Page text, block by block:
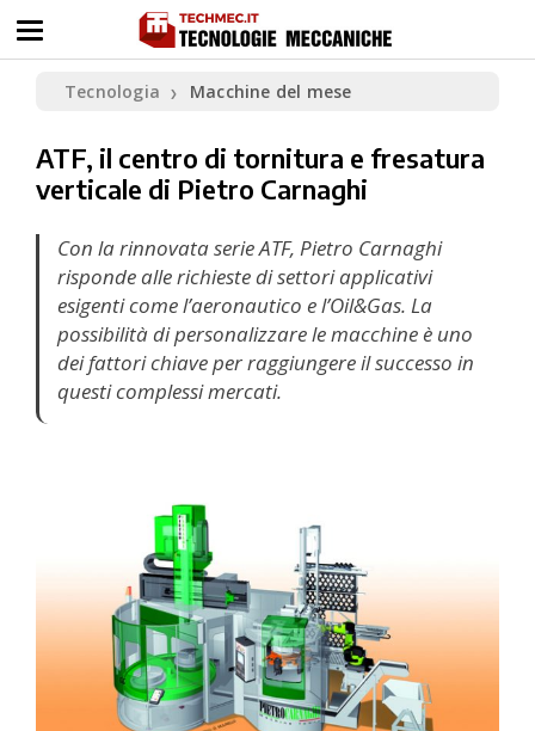
Tecnologia ❯ Macchine del mese
ATF, il centro di tornitura e fresatura
verticale di Pietro Carnaghi
Con la rinnovata serie ATF, Pietro Carnaghi
risponde alle richieste di settori applicativi
esigenti come l’aeronautico e l’Oil&Gas. La
possibilità di personalizzare le macchine è uno
dei fattori chiave per raggiungere il successo in
questi complessi mercati.